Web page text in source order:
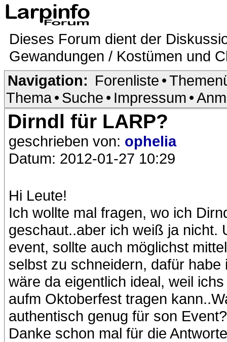
Dieses Forum dient der
Gewandungen / Kostümen und
Navigation: Forenliste •
Thema• Suche • Impressum •
Dirndl für LARP?
geschrieben von: ophelia
Datum: 2012-01-27 10:29
Hi Leute!
Ich wollte mal fragen, wo ich
geschaut..aber ich weiß ja nicht.
event, sollte auch möglichst
selbst zu schneidern, dafür
wäre da eigentlich ideal, weil
aufm Oktoberfest tragen
authentisch genug für son Event?
Danke schon mal für die